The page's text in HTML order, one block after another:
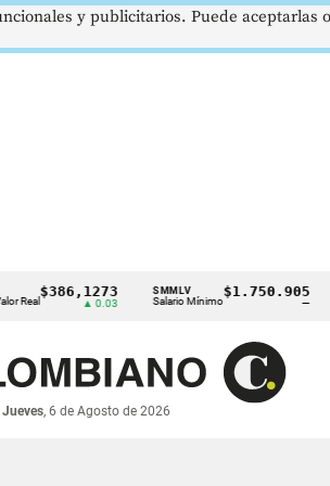
$386,1273
▲ 0.03
SMMLV
Salario Mínimo
$1.750.905
Jueves, 6 de Agosto de 2026
y publicitarios. Puede aceptarlas